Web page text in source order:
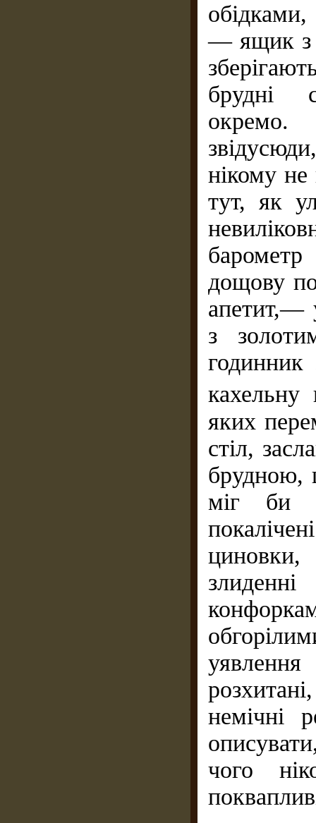
— ящик з
брудні
нікому не
тут, як
дощову
апетит,—
з
годинник
кахельну
яких
стіл,
брудною,
міг би
немічні
чого